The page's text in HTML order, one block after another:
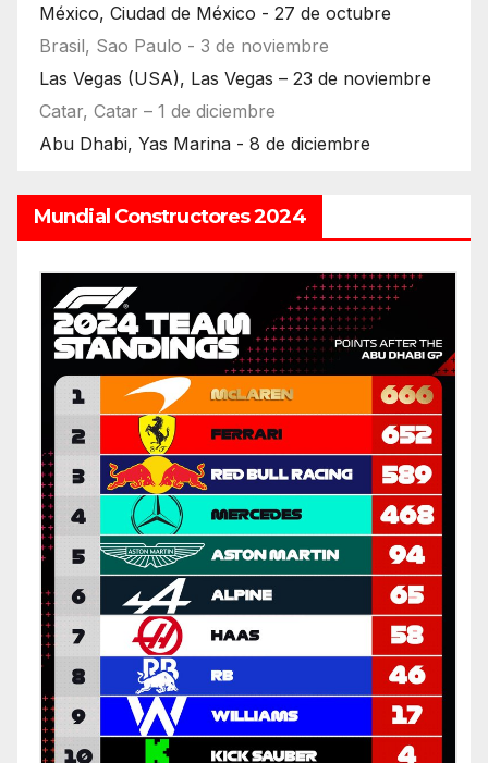
México, Ciudad de México - 27 de octubre
Brasil, Sao Paulo - 3 de noviembre
Las Vegas (USA), Las Vegas – 23 de noviembre
Catar, Catar – 1 de diciembre
Abu Dhabi, Yas Marina - 8 de diciembre
Mundial Constructores 2024